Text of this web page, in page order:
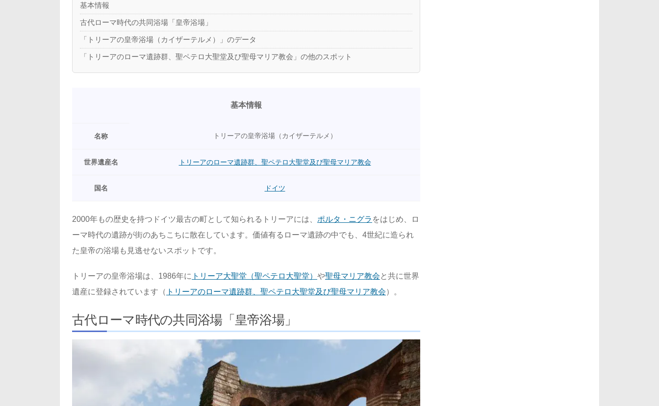
基本情報
古代ローマ時代の共同浴場「皇帝浴場」
「トリーアの皇帝浴場（カイザーテルメ）」のデータ
「トリーアのローマ遺跡群、聖ペテロ大聖堂及び聖母マリア教会」の他のスポット
基本情報
名称 トリーアの皇帝浴場（カイザーテルメ）
世界遺産名 トリーアのローマ遺跡群、聖ペテロ大聖堂及び聖母マリア教会
国名 ドイツ
2000年もの歴史を持つドイツ最古の町として知られるトリーアには、 ポルタ・ニグラ をはじめ、ロ
ーマ時代の遺跡が街のあちこちに散在しています。価値有るローマ遺跡の中でも、4世紀に造られ
た皇帝の浴場も見逃せないスポットです。
トリーアの皇帝浴場は、1986年に トリーア大聖堂（聖ペテロ大聖堂） や聖母マリア教会 と共に世界
遺産に登録されています（ トリーアのローマ遺跡群、聖ペテロ大聖堂及び聖母マリア教会）。
古代ローマ時代の共同浴場「皇帝浴場」